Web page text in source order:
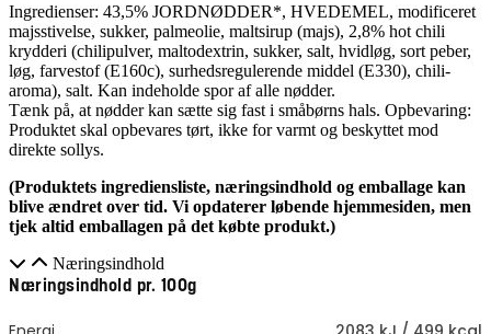
Ingredienser: 43,5% JORDNØDDER*, HVEDEMEL, modificeret
majsstivelse, sukker, palmeolie, maltsirup (majs), 2,8% hot chili
krydderi (chilipulver, maltodextrin, sukker, salt, hvidløg, sort peber,
løg, farvestof (E160c), surhedsregulerende middel (E330), chili-
aroma), salt. Kan indeholde spor af alle nødder.
Tænk på, at nødder kan sætte sig fast i småbørns hals. Opbevaring:
Produktet skal opbevares tørt, ikke for varmt og beskyttet mod
direkte sollys.
(Produktets ingrediensliste, næringsindhold og emballage kan
blive ændret over tid. Vi opdaterer løbende hjemmesiden, men
tjek altid emballagen på det købte produkt.)
Næringsindhold
Næringsindhold pr. 100g